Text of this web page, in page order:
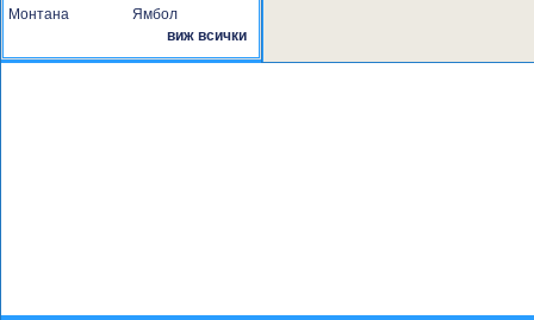
Монтана
Ямбол
виж всички